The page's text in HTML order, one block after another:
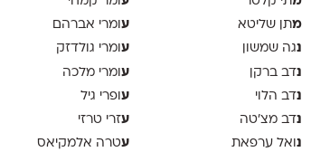
מתן שליטא
נגה שמשון
נדב ברקן
נדב הלוי
נדב מצ׳טה
נ ואל ערפאת
ע ומרי אברהם
ע ומרי גולדזק
ע ומרי מלכה
ע ופרי גיל
עזרי טרזי
עטרה אלמקיאס